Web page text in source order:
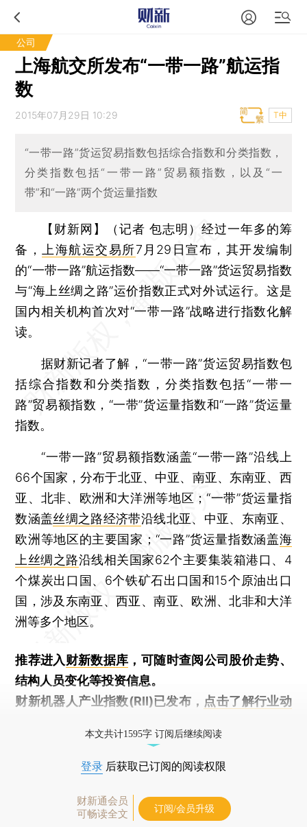
公司
上海航交所发布“一带一路”航运指
数
2015年07月29日 10:29 T中
“一带一路”货运贸易指数包括综合指数和分类指数，
分类指数包括“一带一路”贸易额指数，以及“一
带”和“一路”两个货运量指数
【财新网】（记者 包志明） 经过一年多的筹
备，
上海航运交易所7月29日宣布，其开发编制
的“一带一路”航运指数——“一带一路”货运贸易指数
与“海上丝绸之路”运价指数正式对外试运行。这是
国内相关机构首次对“一带一路”战略进行指数化解
读。
据财新记者了解，“一带一路”货运贸易指数包
括综合指数和分类指数，分类指数包括“一带一
路”贸易额指数，“一带”货运量指数和“一路”货运量
指数。
“一带一路”贸易额指数涵盖“一带一路”沿线上
66个国家，分布于北亚、中亚、南亚、东南亚、西
亚、北非、欧洲和大洋洲等地区；“一带”货运量指
数涵盖丝绸之路经济带沿线北亚、中亚、东南亚、
欧洲等地区的主要国家；“一路”货运量指数涵盖海
上丝绸之路沿线相关国家62个主要集装箱港口、4
个煤炭出口国、6个铁矿石出口国和15个原油出口
国，涉及东南亚、西亚、南亚、欧洲、北非和大洋
洲等多个地区。
推荐进入财新数据库 ，可随时查阅公司股价走势、
结构人员变化等投资信息。
财新机器人产业指数(RII)已发布， 点击了解行业动
本文共计1595字 订阅后继续阅读
登录 后获取已订阅的阅读权限
财新通会员
可畅读全文
订阅/会员升级